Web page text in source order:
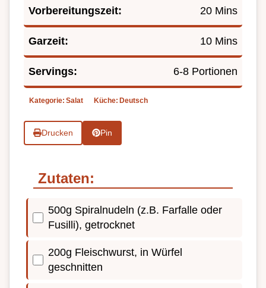
Vorbereitungszeit: 20 Mins
Garzeit: 10 Mins
Servings: 6-8 Portionen
Kategorie: Salat Küche: Deutsch
Drucken Pin
Zutaten:
500g Spiralnudeln (z.B. Farfalle oder
Fusilli), getrocknet
200g Fleischwurst, in Würfel
geschnitten